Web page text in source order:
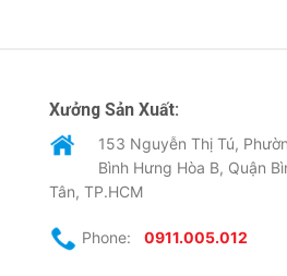
Xưởng Sản Xuất:
153 Nguyễn Thị Tú,
Bình Hưng Hòa B, Quận
Tân, TP.HCM
Phone: 0911.005.012